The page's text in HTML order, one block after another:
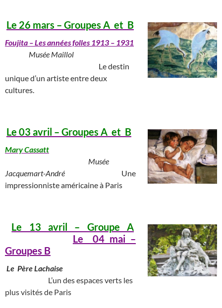
Le 26 mars – Groupes A et B
Foujita – Les années folles 1913 – 1931
Musée Maillol
Le destin
unique d’un artiste entre deux
cultures.
Le 03 avril – Groupes A et B
Mary Cassatt
Musée
Jacquemart-André
Une
impressionniste américaine à Paris
Le 13 avril – Groupe A
Le 04 mai –
Groupes B
Le Père Lachaise
L’un des espaces verts les
plus visités de Paris